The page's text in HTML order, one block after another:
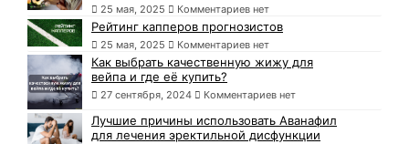
25 мая, 2025 Комментариев нет
Рейтинг капперов прогнозистов
25 мая, 2025 Комментариев нет
Как выбрать качественную жижу для
вейпа и где её купить?
27 сентября, 2024 Комментариев нет
Лучшие причины использовать Аванафил
для лечения эректильной дисфункции